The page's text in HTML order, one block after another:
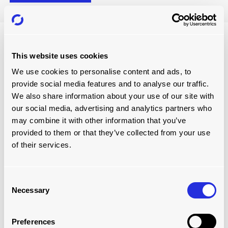
This website uses cookies
We use cookies to personalise content and ads, to
provide social media features and to analyse our traffic.
We also share information about your use of our site with
our social media, advertising and analytics partners who
may combine it with other information that you’ve
provided to them or that they’ve collected from your use
of their services.
Selection
Necessary
Preferences
über uns
für Transportunternehmen, Systemintegratoren und große